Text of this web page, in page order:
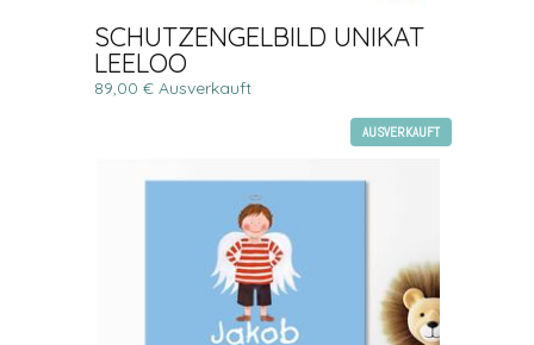
SCHUTZENGELBILD UNIKAT
LEELOO
89,00 € Ausverkauft
AUSVERKAUFT